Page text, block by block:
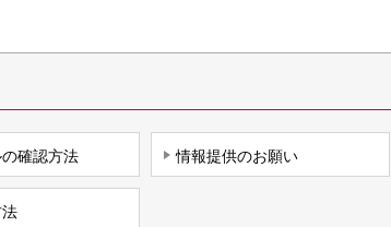
確認方法 情報提供のお願い